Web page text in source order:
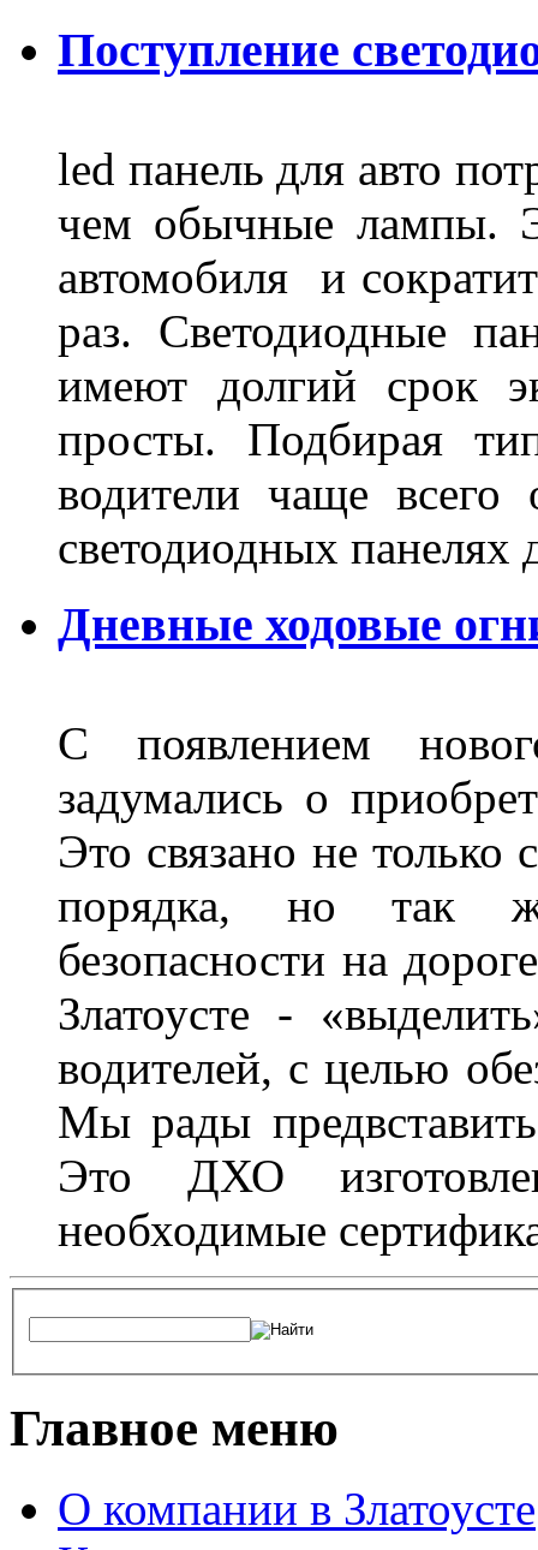
Поступление
led панель для авто
чем обычные лампы.
автомобиля и
раз. Светодиодные
имеют долгий срок
просты. Подбирая
водители чаще всего
светодиодных
Дневные ходовые
С появлением
задумались о
Это связано не только
порядка, но так
безопасности на
Златоусте -
водителей, с целью
Мы рады
Это ДХО
необходимые
Главное меню
О компании в Златоусте